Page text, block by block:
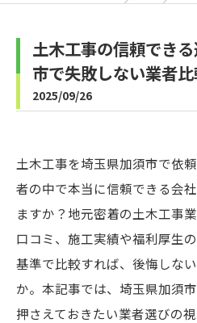
土木工事の信頼でき
市で失敗しない業者
2025/09/26
土木工事を埼玉県加須市で依
者の中で本当に信頼できる会
ますか？地元密着の土木工事
口コミ、施工実績や福利厚生
基準で比較すれば、後悔しな
か。本記事では、埼玉県加須
押さえておきたい業者選びの